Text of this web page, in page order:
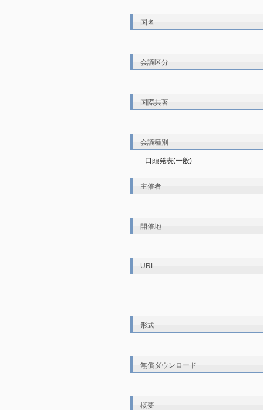
国名
会議区分
国際共著
会議種別
口頭発表(一般)
主催者
開催地
URL
形式
無償ダウンロード
概要